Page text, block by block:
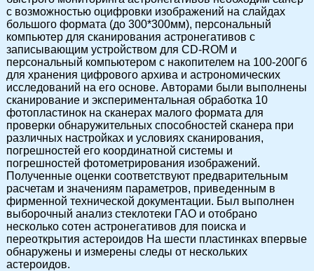
с возможностью оцифровки изображений на слайдах
большого формата (до 300*300мм), персональный
компьютер для сканирования астронегативов с
записывающим устройством для CD-ROM и
персональный компьютером с накопителем на 100-200Гб
для хранения цифрового архива и астрономических
исследований на его основе. Авторами были выполнены
сканирование и экспериментальная обработка 10
фотопластинок на сканерах малого формата для
проверки обнаружительных способностей сканера при
различных настройках и условиях сканирования,
погрешностей его координатной системы и
погрешностей фотометрирования изображений.
Полученные оценки соответствуют предварительным
расчетам и значениям параметров, приведенным в
фирменной технической документации. Был выполнен
выборочный анализ стеклотеки ГАО и отобрано
несколько сотен астронегативов для поиска и
переоткрытия астероидов На шести пластинках впервые
обнаружены и измерены следы от нескольких
астероидов.